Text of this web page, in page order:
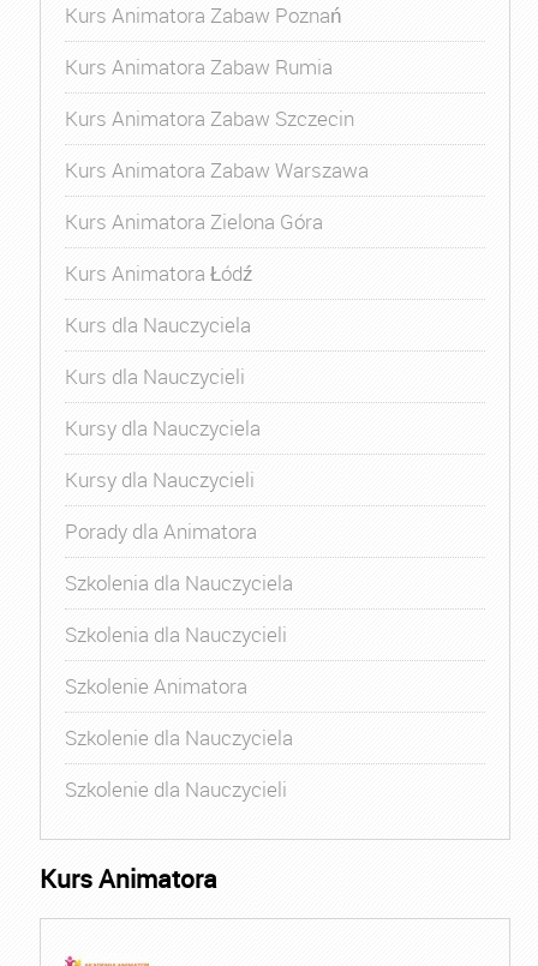
Kurs Animatora Zabaw Poznań
Kurs Animatora Zabaw Rumia
Kurs Animatora Zabaw Szczecin
Kurs Animatora Zabaw Warszawa
Kurs Animatora Zielona Góra
Kurs Animatora Łódź
Kurs dla Nauczyciela
Kurs dla Nauczycieli
Kursy dla Nauczyciela
Kursy dla Nauczycieli
Porady dla Animatora
Szkolenia dla Nauczyciela
Szkolenia dla Nauczycieli
Szkolenie Animatora
Szkolenie dla Nauczyciela
Szkolenie dla Nauczycieli
Kurs Animatora